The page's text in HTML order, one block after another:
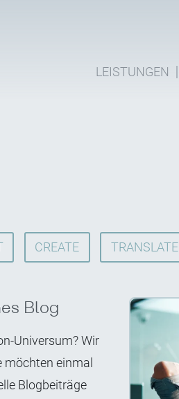
LEISTUNGEN
CREATE TRANSLATE
Blog
Universum? Wir
möchten einmal
Blogbeiträge